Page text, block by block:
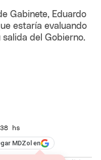
Gabinete, Eduardo
estaría evaluando
del Gobierno.
hs
MDZol en